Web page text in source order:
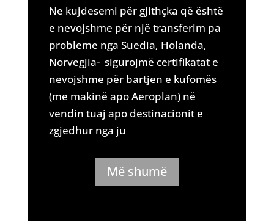
Ne kujdesemi për gjithçka që është
e nevojshme për një transferim pa
probleme nga Suedia, Holanda,
Norvegjia- sigurojmë certifikatat e
nevojshme për bartjen e kufomës
(me makinë apo Aeroplan) në
vendin tuaj apo destinacionit e
zgjedhur nga ju
Më shumë